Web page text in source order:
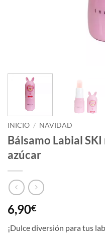
INICIO / NAVIDAD
Bálsamo Labial
azúcar
6,90€
¡Dulce diversión para tus